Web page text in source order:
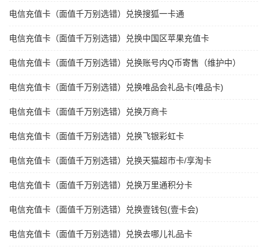
电信充值卡（面值千万别选错）兑换搜狐一卡通
电信充值卡（面值千万别选错）兑换中国区苹果充值卡
电信充值卡（面值千万别选错）兑换账号内Q币寄售（维护中）
电信充值卡（面值千万别选错）兑换唯品会礼品卡(唯品卡)
电信充值卡（面值千万别选错）兑换万商卡
电信充值卡（面值千万别选错）兑换飞银彩虹卡
电信充值卡（面值千万别选错）兑换天猫超市卡/享淘卡
电信充值卡（面值千万别选错）兑换万里通积分卡
电信充值卡（面值千万别选错）兑换壹钱包(壹卡会)
电信充值卡（面值千万别选错）兑换去哪儿礼品卡